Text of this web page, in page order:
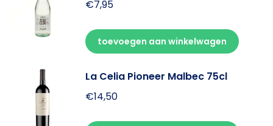
€7,95
toevoegen aan winkelwagen
La Celia Pioneer Malbec 75cl
€14,50